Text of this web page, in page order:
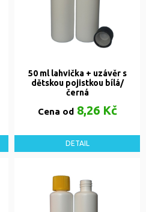
50 ml lahvička + uzávěr s
dětskou pojistkou bílá/
černá
Cena od8,26 Kč
DETAIL